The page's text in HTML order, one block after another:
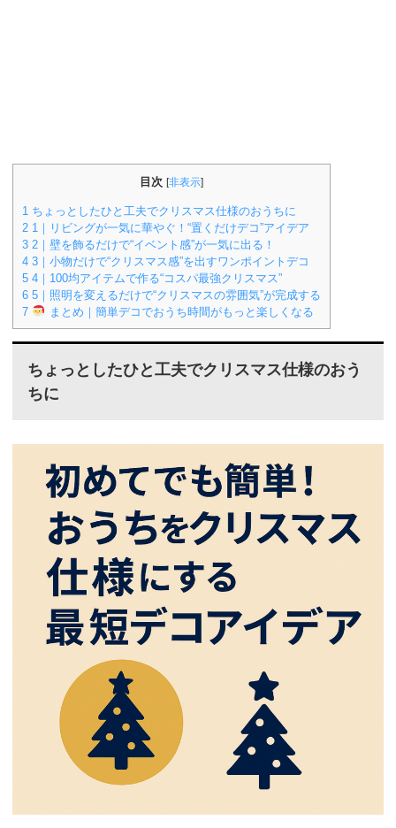
目次 [非表示]
1 ちょっとしたひと工夫でクリスマス仕様のおうちに
2 1｜リビングが一気に華やぐ！“置くだけデコ”アイデア
3 2｜壁を飾るだけで“イベント感”が一気に出る！
4 3｜小物だけで“クリスマス感”を出すワンポイントデコ
5 4｜100均アイテムで作る“コスパ最強クリスマス”
6 5｜照明を変えるだけで“クリスマスの雰囲気”が完成する
7
まとめ｜簡単デコでおうち時間がもっと楽しくなる
ちょっとしたひと工夫でクリスマス仕様のおう
ちに